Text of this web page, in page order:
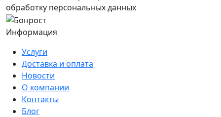
обработку персональных данных
Информация
Услуги
Доставка и оплата
Новости
О компании
Контакты
Блог